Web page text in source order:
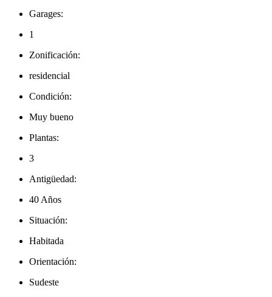
Garages:
1
Zonificación:
residencial
Condición:
Muy bueno
Plantas:
3
Antigüedad:
40 Años
Situación:
Habitada
Orientación:
Sudeste